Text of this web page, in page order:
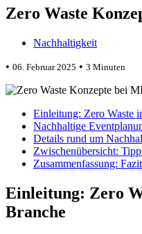
Zero Waste
Nachhaltigkeit
• 06. Februar 2025 • 3 Minuten
Einleitung: Zero Waste
Nachhaltige
Details rund um
Zwischenübersicht:
Zusammenfassung:
Einleitung: Zero
Branche